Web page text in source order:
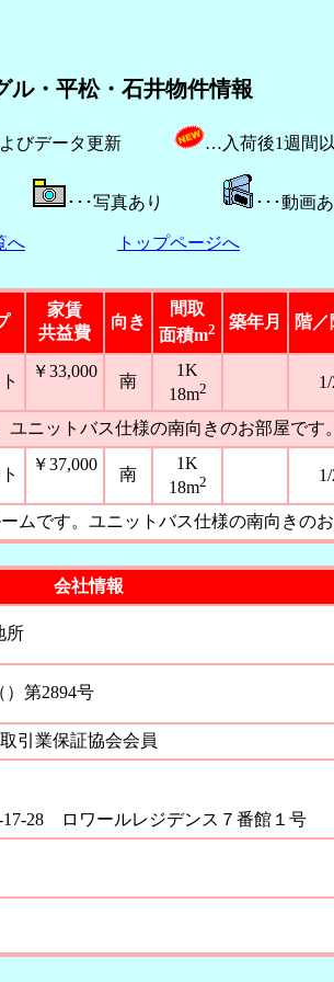
・平松・石井物件情報
よびデータ更新 …入荷後1週間
･･･写真あり ･･･動画
へ トップページへ
家賃
共益費
向き
間取
面積m2 築年月 階
￥33,000
南
1K
18m2
ニットバス仕様の南向きのお部屋です
￥37,000
南
1K
18m2
ムです。ユニットバス仕様の南向きのお
会社情報
所
第2894号
引業保証協会会員
17-28 ロワールレジデンス７番館１号